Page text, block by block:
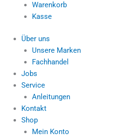
Warenkorb
Kasse
Über uns
Unsere Marken
Fachhandel
Jobs
Service
Anleitungen
Kontakt
Shop
Mein Konto